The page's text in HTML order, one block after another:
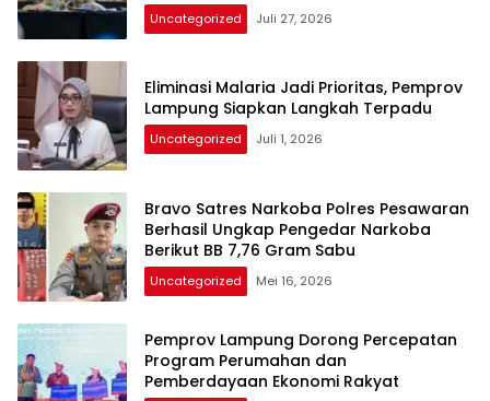
Uncategorized Juli 27, 2026
Eliminasi Malaria Jadi Prioritas, Pemprov
Lampung Siapkan Langkah Terpadu
Uncategorized Juli 1, 2026
Bravo Satres Narkoba Polres Pesawaran
Berhasil Ungkap Pengedar Narkoba
Berikut BB 7,76 Gram Sabu
Uncategorized Mei 16, 2026
Pemprov Lampung Dorong Percepatan
Program Perumahan dan
Pemberdayaan Ekonomi Rakyat